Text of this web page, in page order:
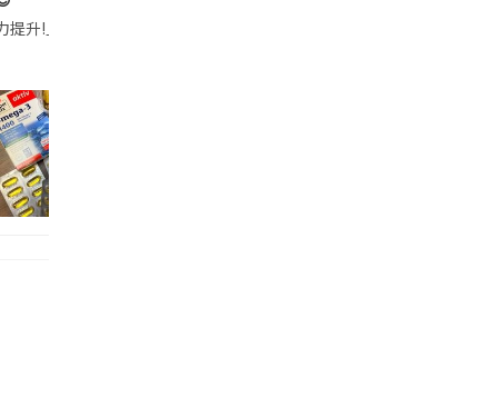
帶的行動電源機身已標示「10000mAh」，卻仍被要求當場丟
提升!｣ 長時間對住電腦､剪片寫稿,成日覺得眼睛乾澀､腦袋好似｢斷